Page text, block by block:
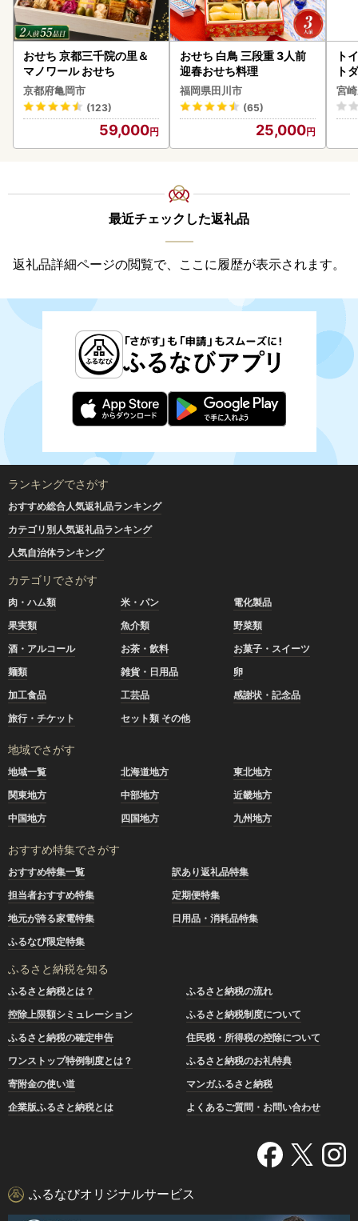
おせち 京都三千院の里＆
マノワール おせち
京都府亀岡市
(123)
59,000
おせち 白鳥 三段重 3人前
迎春おせち料理
福岡県田川市
(65)
25,000
ト
ト
速
宮
最近チェックした返礼品
返礼品詳細ページの閲覧で、ここに履歴が表示されます。
ランキングでさがす
おすすめ総合人気返礼品ランキング
カテゴリ別人気返礼品ランキング
人気自治体ランキング
カテゴリでさがす
肉・ハム類 米・パン
電化製品
果実類
魚介類
野菜類
酒・アルコール
お茶・飲料
お菓子・スイーツ
麺類
雑貨・日用品
卵
加工食品
工芸品
感謝状・記念品
旅行・チケット
セット類 その他
地域でさがす
地域一覧 北海道地方
東北地方
関東地方
中部地方
近畿地方
中国地方
四国地方 九州地方
おすすめ特集でさがす
おすすめ特集一覧
訳あり返礼品特集
担当者おすすめ特集
定期便特集
地元が誇る家電特集
日用品・消耗品特集
ふるなび限定特集
ふるさと納税を知る
ふるさと納税とは？
ふるさと納税の流れ
控除上限額シミュレーション
ふるさと納税制度について
ふるさと納税の確定申告
住民税・所得税の控除について
ワンストップ特例制度とは？
ふるさと納税のお礼特典
寄附金の使い道
マンガふるさと納税
企業版ふるさと納税とは
よくあるご質問・お問い合わせ
ふるなびオリジナルサービス